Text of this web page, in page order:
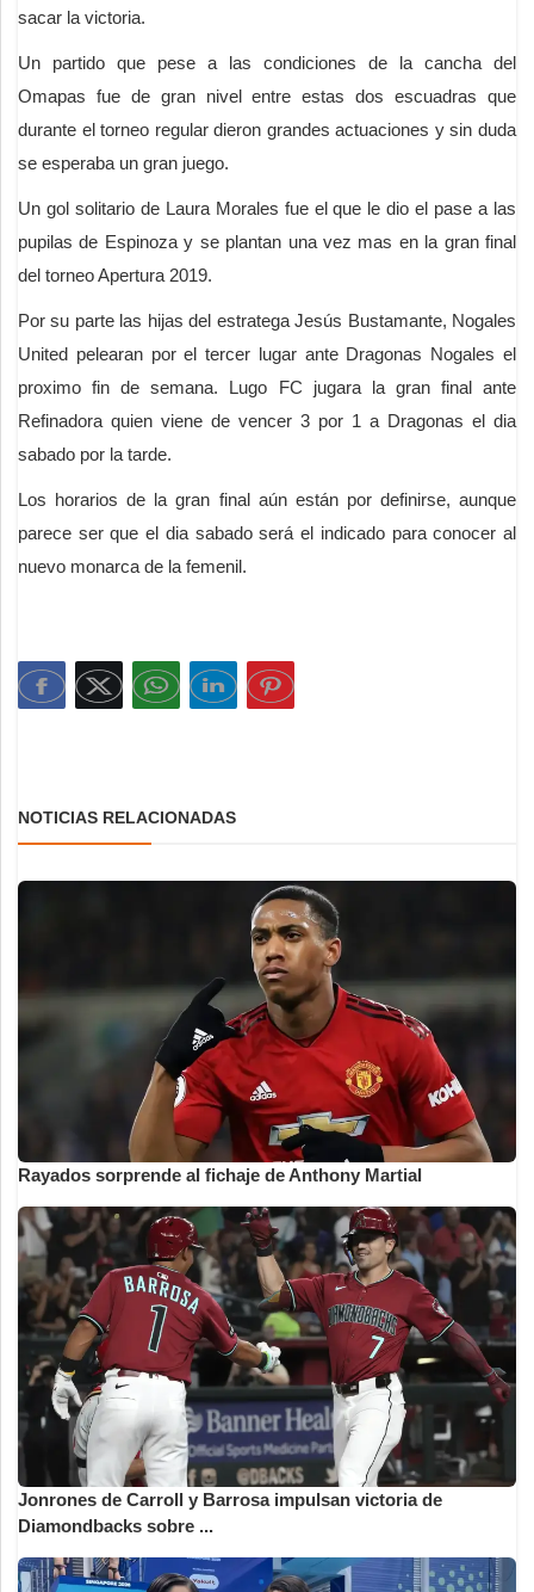
sacar la victoria.
Un partido que pese a las condiciones de la cancha del
Omapas fue de gran nivel entre estas dos escuadras que
durante el torneo regular dieron grandes actuaciones y sin duda
se esperaba un gran juego.
Un gol solitario de Laura Morales fue el que le dio el pase a las
pupilas de Espinoza y se plantan una vez mas en la gran final
del torneo Apertura 2019.
Por su parte las hijas del estratega Jesús Bustamante, Nogales
United pelearan por el tercer lugar ante Dragonas Nogales el
proximo fin de semana. Lugo FC jugara la gran final ante
Refinadora quien viene de vencer 3 por 1 a Dragonas el dia
sabado por la tarde.
Los horarios de la gran final aún están por definirse, aunque
parece ser que el dia sabado será el indicado para conocer al
nuevo monarca de la femenil.
NOTICIAS RELACIONADAS
Rayados sorprende al fichaje de Anthony Martial
Jonrones de Carroll y Barrosa impulsan victoria de
Diamondbacks sobre ...